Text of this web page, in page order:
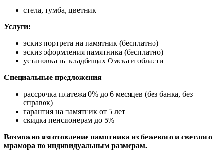
стела, тумба, цветник
Услуги:
эскиз портрета на памятник (бесплатно)
эскиз оформления памятника (бесплатно)
установка на кладбищах Омска и области
Специальные предложения
рассрочка платежа 0% до 6 месяцев (без банка, без
справок)
гарантия на памятник от 5 лет
скидка пенсионерам до 5%
Возможно изготовление памятника из бежевого и светлого
мрамора по индивидуальным размерам.